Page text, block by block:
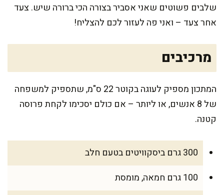
שלבים פשוטים שאני אסביר בצורה הכי ברורה שיש. צעד
אחר צעד – ואני פה לעזור לכם להצליח!
מרכיבים
המתכון מספיק לעוגה בקוטר 22 ס"מ, שתספיק למשפחה
של 8 אנשים, או ליותר – אם כולם יסכימו לקחת פרוסה
קטנה.
300 גרם ביסקוויטים בטעם חלב
100 גרם חמאה, מומסת